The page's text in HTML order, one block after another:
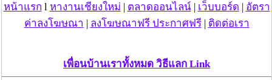
หน้าแรก l หางานเชียงใหม่ | ตลาดออนไลน์| เว็บบอร์ด | อัตรา
ค่าลงโฆษณา | ลงโฆษณาฟรี ประกาศฟรี| ติดต่อเรา
เพื่อนบ้านเราทั้งหมด วิธีแลก Link